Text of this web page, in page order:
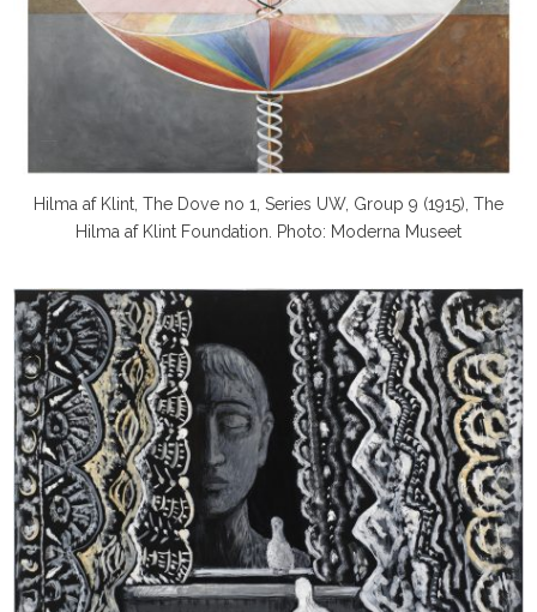
Hilma af Klint, The Dove no 1, Series UW, Group 9 (1915), The
Hilma af Klint Foundation. Photo: Moderna Museet